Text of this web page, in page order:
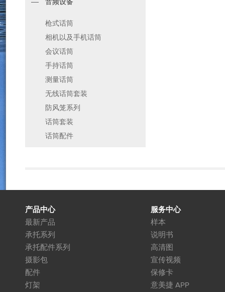
音频设备
枪式话筒
相机以及手机话筒
会议话筒
手持话筒
测量话筒
无线话筒套装
防风笼系列
话筒套装
话筒配件
产品中心
最新产品
承托系列
承托配件系列
摄影包
配件
灯架
服务中心
样本
说明书
高清图
宣传视频
保修卡
意美捷 APP